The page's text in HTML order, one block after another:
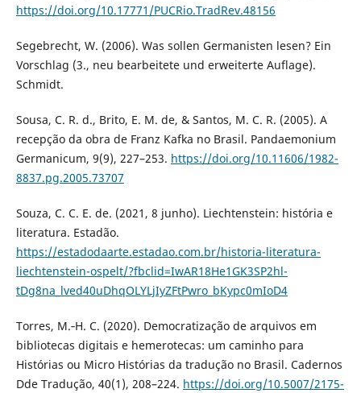
https://doi.org/10.17771/PUCRio.TradRev.48156
Segebrecht, W. (2006). Was sollen Germanisten lesen? Ein
Vorschlag (3., neu bearbeitete und erweiterte Auflage).
Schmidt.
Sousa, C. R. d., Brito, E. M. de, & Santos, M. C. R. (2005). A
recepção da obra de Franz Kafka no Brasil. Pandaemonium
Germanicum, 9(9), 227–253. https://doi.org/10.11606/1982-
8837.pg.2005.73707
Souza, C. C. E. de. (2021, 8 junho). Liechtenstein: história e
literatura. Estadão.
https://estadodaarte.estadao.com.br/historia-literatura-
liechtenstein-ospelt/?fbclid=IwAR18He1GK3SP2hl-
tDg8na_lved40uDhqOLYLjIyZFtPwro_bKypc0mIoD4
Torres, M.‑H. C. (2020). Democratização de arquivos em
bibliotecas digitais e hemerotecas: um caminho para
Histórias ou Micro Histórias da tradução no Brasil. Cadernos
Dde Tradução, 40(1), 208–224. https://doi.org/10.5007/2175-